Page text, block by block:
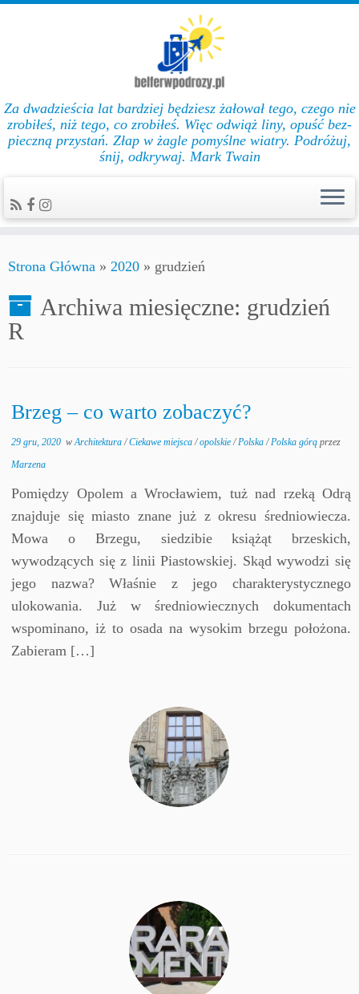
Za dwadzieścia lat bar­dziej będziesz żałował te­go, cze­go nie
zro­biłeś, niż te­go, co zro­biłeś. Więc od­wiąż li­ny, opuść bez­
pie­czną przys­tań. Złap w żag­le po­myślne wiat­ry. Podróżuj,
śnij, odkrywaj. Mark Twain
Strona Główna » 2020 » grudzień
Archiwa miesięczne: grudzień
R
Brzeg – co warto zobaczyć?
29 gru, 2020 wArchitektura/Ciekawe miejsca/opolskie/Polska/Polska górąprzez
Marzena
Pomiędzy Opolem a Wrocławiem, tuż nad rzeką Odrą
znajduje się miasto znane już z okresu średniowiecza.
Mowa o Brzegu, siedzibie książąt brzeskich,
wywodzących się z linii Piastowskiej. Skąd wywodzi się
jego nazwa? Właśnie z jego charakterystycznego
ulokowania. Już w średniowiecznych dokumentach
wspominano, iż to osada na wysokim brzegu położona.
Zabieram […]